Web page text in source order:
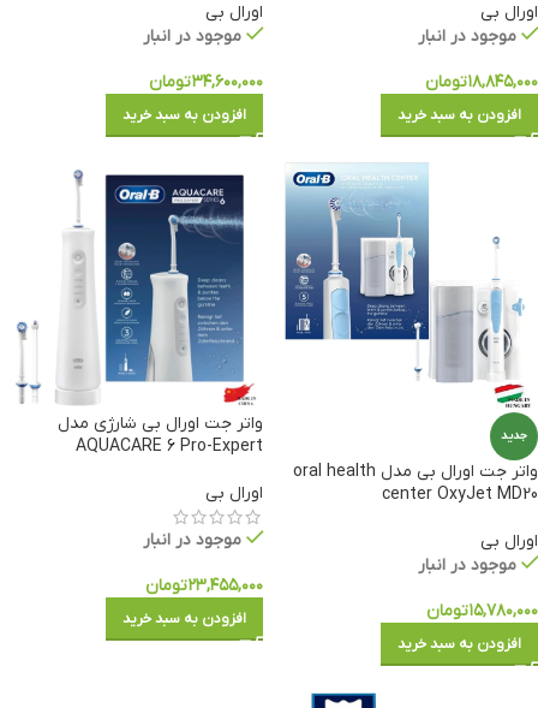
اورال بی
موجود در انبار
۱۸,۸۴۵,۰۰۰تومان
افزودن به سبد خرید
اورال بی
موجود در انبار
۳۴,۶۰۰,۰۰۰تومان
افزودن به سبد خرید
جدید
واتر جت اورال بی مدل oral health
center OxyJet MD20
اورال بی
موجود در انبار
۱۵,۷۸۰,۰۰۰تومان
افزودن به سبد خرید
واتر جت اورال بی شارژی مدل
AQUACARE 6 Pro-Expert
اورال بی
موجود در انبار
۲۳,۴۵۵,۰۰۰تومان
افزودن به سبد خرید